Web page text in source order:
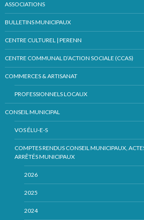
ASSOCIATIONS
BULLETINS MUNICIPAUX
CENTRE CULTUREL | PERENN
CENTRE COMMUNAL D’ACTION SOCIALE (CCAS)
COMMERCES & ARTISANAT
PROFESSIONNELS LOCAUX
CONSEIL MUNICIPAL
VOS ÉLU-E-S
COMPTES RENDUS CONSEIL MUNICIPAUX,
ARRÊTÉS MUNICIPAUX
2026
2025
2024